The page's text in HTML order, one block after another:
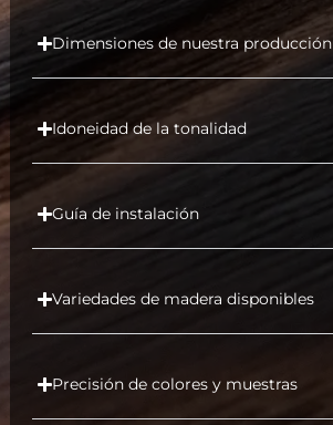
Dimensiones de nuestra producción
Idoneidad de la tonalidad
Guía de instalación
Variedades de madera disponibles
Precisión de colores y muestras